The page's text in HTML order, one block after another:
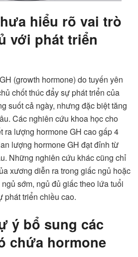
hiểu rõ vai trò
với phát triển
(growth hormone) do tuyến yên
chốt thúc đẩy sự phát triển của
suốt cả ngày, nhưng đặc biệt tăng
Các nghiên cứu khoa học cho
ra lượng hormone GH cao gấp 4
lượng hormone GH đạt đỉnh từ
Những nghiên cứu khác cũng chỉ
xương diễn ra trong giấc ngủ hoặc
sớm, ngủ đủ giấc theo lứa tuổi
phát triển chiều cao.
ý bổ sung các
chứa hormone